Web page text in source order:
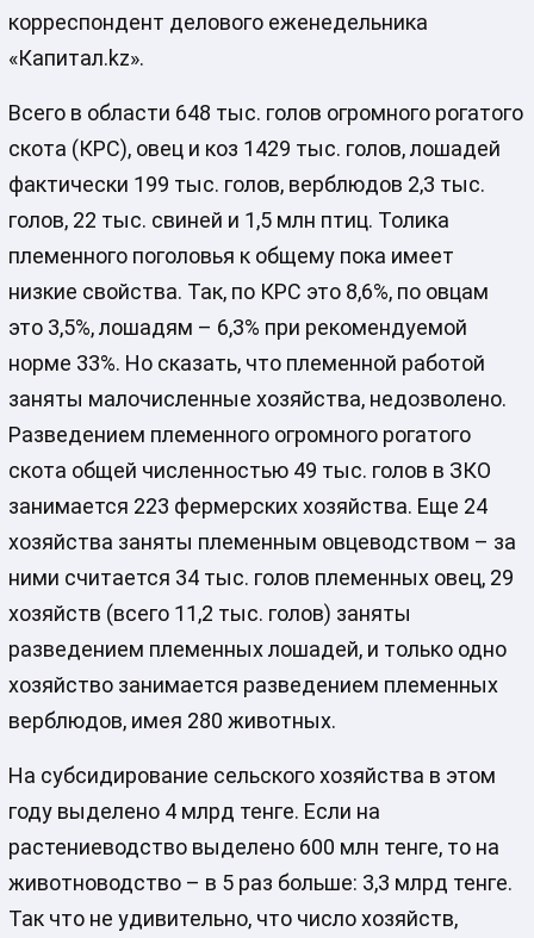
корреспондент делового еженедельника
«Капитал.kz».
Всего в области 648 тыс. голов огромного рогатого
скота (КРС), овец и коз 1429 тыс. голов, лошадей
фактически 199 тыс. голов, верблюдов 2,3 тыс.
голов, 22 тыс. свиней и 1,5 млн птиц. Толика
племенного поголовья к общему пока имеет
низкие свойства. Так, по КРС это 8,6%, по овцам
это 3,5%, лошадям – 6,3% при рекомендуемой
норме 33%. Но сказать, что племенной работой
заняты малочисленные хозяйства, недозволено.
Разведением племенного огромного рогатого
скота общей численностью 49 тыс. голов в ЗКО
занимается 223 фермерских хозяйства. Еще 24
хозяйства заняты племенным овцеводством – за
ними считается 34 тыс. голов племенных овец, 29
хозяйств (всего 11,2 тыс. голов) заняты
разведением племенных лошадей, и только одно
хозяйство занимается разведением племенных
верблюдов, имея 280 животных.
На субсидирование сельского хозяйства в этом
году выделено 4 млрд тенге. Если на
растениеводство выделено 600 млн тенге, то на
животноводство – в 5 раз больше: 3,3 млрд тенге.
Так что не удивительно, что число хозяйств,